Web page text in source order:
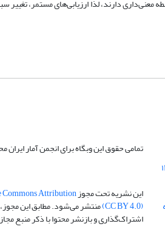
دارند، لذا ارزیابی‌های مستمر،
تمامی حقوق این وبگاه برای انجمن آمار
این نشریه تحت مجوزCommons Attribution
(CC BY 4.0)منتشر می‌شود. مطابق این
اشتراک‌گذاری و بازنشر محتوا با ذکر منبع